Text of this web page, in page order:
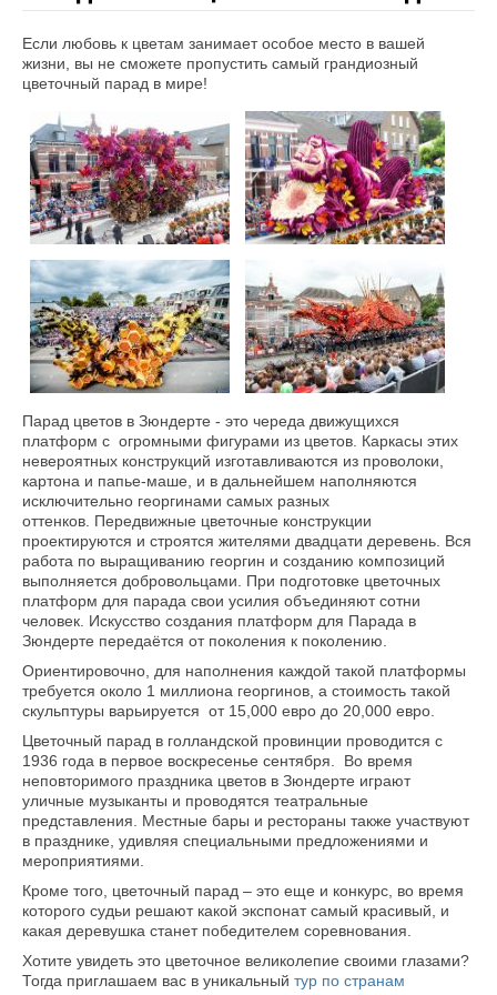
КОРПОРАТИВНЫМ КЛИЕНТАМ
КОРПОРАТИВНЫМ КЛИЕНТАМ
КОРПОРАТИВНЫЕ ПРОГРАММЫ
АГЕНТСТВАМ
ИНФОРМАЦИЯ ДЛЯ АГЕНТСТВ
ТУРИСТАМ
ИНФО ПО ОТПРАВКЕ
ПРАВИЛА
ФОТОГАЛЕРЕЯ
ВОПРОС-ОТВЕТ
ПАМЯТКА ТУРИСТА
СКИДКИ И СЕРТИФИКАТЫ
МУЛЬТИВИЗЫ
ЗАКАЗ КАТАЛОГА ТУРОВ
ВОЗВРАТ ДЕНЕЖНЫХ СРЕДСТВ
О КОМПАНИИ
НОВОСТИ
ОТЗЫВЫ
О НАС
РАБОТА В КОМПАНИИ
НАШИ ГИДЫ
ПРЕДСТАВИТЕЛИ
БЛОГ КОМПАНИИ
КУРСЫ ГИДОВ
ПОЛИТИКА КОНФИДЕНЦИАЛЬНОСТИ
Если любовь к цветам занимает особое место в вашей
жизни, вы не сможете пропустить самый грандиозный
цветочный парад в мире!
Парад цветов в Зюндерте - это череда движущихся
платформ с огромными фигурами из цветов. Каркасы этих
невероятных конструкций изготавливаются из проволоки,
картона и папье-маше, и в дальнейшем наполняются
исключительно георгинами самых разных
оттенков. Передвижные цветочные конструкции
проектируются и строятся жителями двадцати деревень. Вся
работа по выращиванию георгин и созданию композиций
выполняется добровольцами. При подготовке цветочных
платформ для парада свои усилия объединяют сотни
человек. Искусство создания платформ для Парада в
Зюндерте передаётся от поколения к поколению.
Ориентировочно, для наполнения каждой такой платформы
требуется около 1 миллиона георгинов, а стоимость такой
скульптуры варьируется от 15,000 евро до 20,000 евро.
Цветочный парад в голландской провинции проводится с
1936 года в первое воскресенье сентября. Во время
неповторимого праздника цветов в Зюндерте играют
уличные музыканты и проводятся театральные
представления. Местные бары и рестораны также участвуют
в празднике, удивляя специальными предложениями и
мероприятиями.
Кроме того, цветочный парад – это еще и конкурс, во время
которого судьи решают какой экспонат самый красивый, и
какая деревушка станет победителем соревнования.
Хотите увидеть это цветочное великолепие своими глазами?
Тогда приглашаем вас в уникальный тур по странам